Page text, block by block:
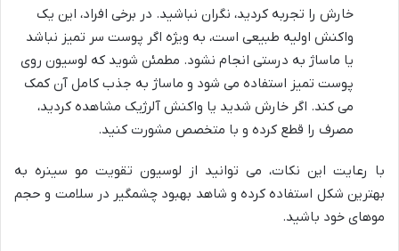
خارش را تجربه کردید، نگران نباشید. در برخی افراد، این یک
واکنش اولیه طبیعی است، به ویژه اگر پوست سر تمیز نباشد
یا ماساژ به درستی انجام نشود. مطمئن شوید که لوسیون روی
پوست تمیز استفاده می شود و ماساژ به جذب کامل آن کمک
می کند. اگر خارش شدید یا واکنش آلرژیک مشاهده کردید،
مصرف را قطع کرده و با متخصص مشورت کنید.
با رعایت این نکات، می توانید از لوسیون تقویت مو سینره به
بهترین شکل استفاده کرده و شاهد بهبود چشمگیر در سلامت و حجم
موهای خود باشید.